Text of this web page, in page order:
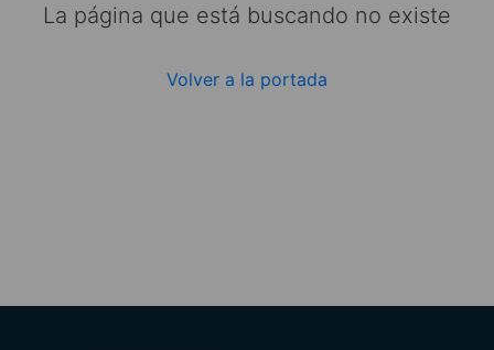
La página que está buscando no existe
Volver a la portada